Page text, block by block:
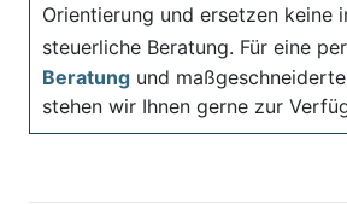
Orientierung und ersetzen keine
steuerliche Beratung. Für eine
Beratung und
stehen wir Ihnen gerne zur